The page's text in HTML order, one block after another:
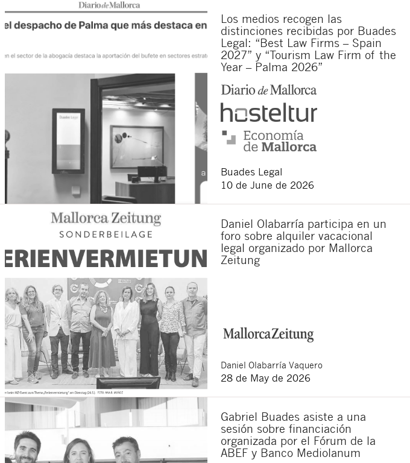
Los medios recogen las
distinciones recibidas por Buades
Legal: “Best Law Firms – Spain
2027” y “Tourism Law Firm of the
Year – Palma 2026”
Buades Legal
10 de June de 2026
Daniel Olabarría participa en un
foro sobre alquiler vacacional
legal organizado por Mallorca
Zeitung
Daniel Olabarría Vaquero
28 de May de 2026
Gabriel Buades asiste a una
sesión sobre financiación
organizada por el Fórum de la
ABEF y Banco Mediolanum
articles.
basic information about privacy: The data controller is Buades
right to access, rectify and delete the data, as well as other